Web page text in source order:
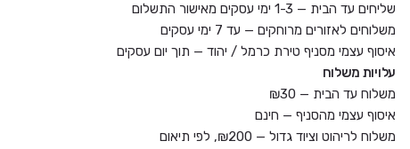
שליחים עד הבית — 1-3 ימי עסקים מאישור התשלום
משלוחים לאזורים מרוחקים — עד 7 ימי עסקים
איסוף עצמי מסניף טירת כרמל / יהוד — תוך יום עסקים
עלויות משלוח
משלוח עד הבית — ₪30
איסוף עצמי מהסניף — חינם
משלוח לריהוט וציוד גדול — ₪200, לפי תיאום